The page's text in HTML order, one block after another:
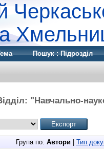
Пошук : Підрозділ
"Навчально-
Група по: Автори| Тип